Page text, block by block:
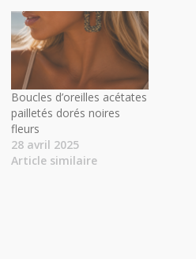
Boucles d’oreilles acétates
pailletés dorés noires
fleurs
28 avril 2025
Article similaire